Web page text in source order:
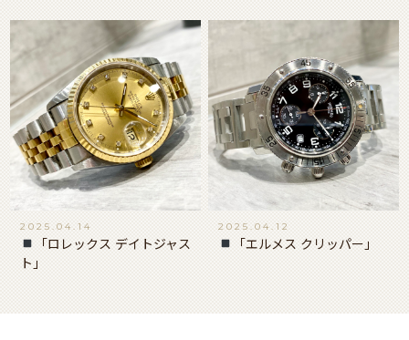
2025.04.14
「ロレックス デイトジャス
ト」
2025.04.12
「エルメス クリッパー」